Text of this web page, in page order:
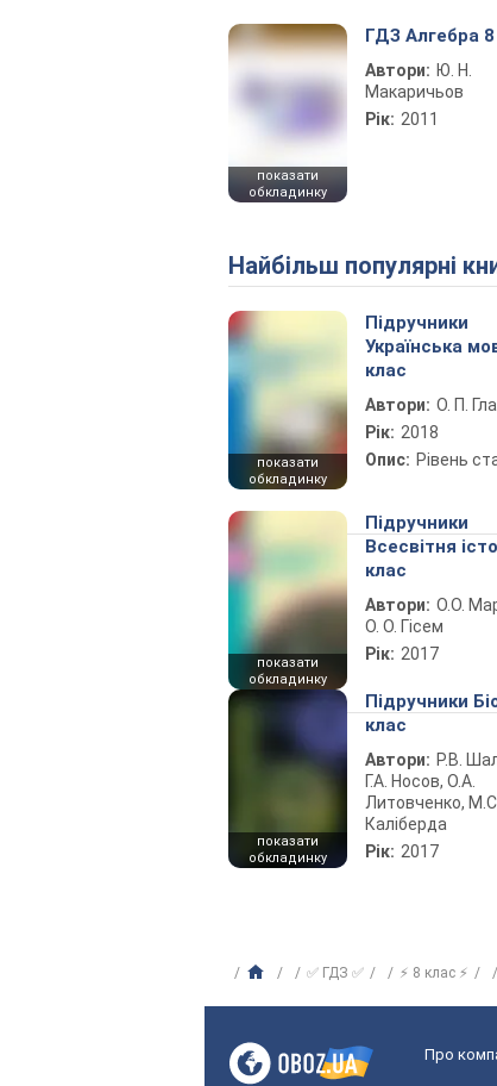
показати
обкладинку
ГДЗ Алгебра 8
Автори: Ю. Н.
Макаричьов
Рік: 2011
Найбільш популярні
показати
обкладинку
Підручники
Українська
клас
Автори: О. П.
Рік: 2018
Опис: Рівень
показати
обкладинку
Підручники
Всесвітня
клас
Автори: О.О.
О. О. Гісем
Рік: 2017
показати
обкладинку
Підручники
клас
Автори: Р.В.
Г.А. Носов, О.А.
Литовченко, М.С.
Каліберда
Рік: 2017
✅ ГДЗ ✅ ⚡ 8 клас ⚡
Про